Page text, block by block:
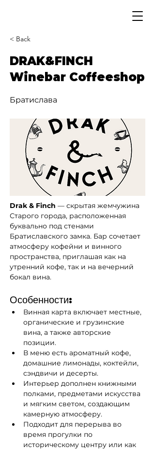
< Back
DRAK&FINCH
Winebar Coffeeshop
Братислава
Drak & Finch — скрытая жемчужина
Старого города, расположенная
буквально под стенами
Братиславского замка. Бар сочетает
атмосферу кофейни и винного
пространства, приглашая как на
утренний кофе, так и на вечерний
бокал вина.
Особенности:
Винная карта включает местные,
органические и грузинские
вина, а также авторские
позиции.
В меню есть ароматный кофе,
домашние лимонады, коктейли,
сэндвичи и десерты.
Интерьер дополнен книжными
полками, предметами искусства
и мягким светом, создающим
камерную атмосферу.
Подходит для перерыва во
время прогулки по
историческому центру или как